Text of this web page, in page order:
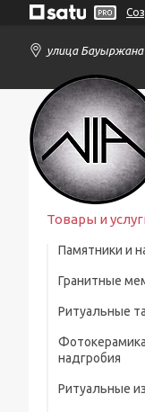
улица
Товары и
Памятники и
Гранитные
Ритуальные
надгробия
Ритуальные